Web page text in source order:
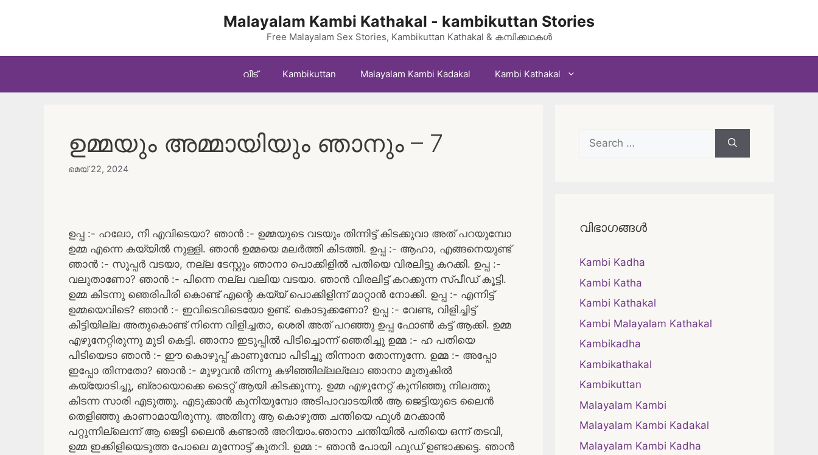
Malayalam Kambi Kathakal - kambikuttan Stories
Free Malayalam Sex Stories, Kambikuttan Kathakal & കമ്പിക്കഥകൾ
വീട് Kambikuttan Malayalam Kambi Kadakal Kambi Kathakal
ഉമ്മയും അമ്മായിയും ഞാനും – 7
മെയ്‌ 22, 2024
ഉപ്പ :- ഹലോ, നീ എവിടെയാ? ഞാൻ :- ഉമ്മയുടെ വടയും തിന്നിട്ട് കിടക്കുവാ അത് പറയുമ്പോ
ഉമ്മ എന്നെ കയ്യിൽ നുള്ളി. ഞാൻ ഉമ്മയെ മലർത്തി കിടത്തി. ഉപ്പ :- ആഹാ, എങ്ങനെയുണ്ട്
ഞാൻ :- സൂപ്പർ വടയാ, നല്ല ടേസ്റ്റും ഞാനാ പൊക്കിളിൽ പതിയെ വിരലിട്ടു കറക്കി. ഉപ്പ :-
വലുതാണോ? ഞാൻ :- പിന്നെ നല്ല വലിയ വടയാ. ഞാൻ വിരലിട്ട് കറക്കുന്ന സ്പീഡ് കൂട്ടി.
ഉമ്മ കിടന്നു ഞെരിപിരി കൊണ്ട് എന്റെ കയ്യ് പൊക്കിളിന്ന് മാറ്റാൻ നോക്കി. ഉപ്പ :- എന്നിട്ട്
ഉമ്മയെവിടെ? ഞാൻ :- ഇവിടെവിടെയോ ഉണ്ട്. കൊടുക്കണോ? ഉപ്പ :- വേണ്ട, വിളിച്ചിട്ട്
കിട്ടിയില്ല അതുകൊണ്ട് നിന്നെ വിളിച്ചതാ, ശെരി അത് പറഞ്ഞു ഉപ്പ ഫോൺ കട്ട്‌ ആക്കി. ഉമ്മ
എഴുനേറ്റിരുന്നു മുടി കെട്ടി. ഞാനാ ഇടുപ്പിൽ പിടിച്ചൊന്ന് ഞെരിച്ചു ഉമ്മ :- ഹ പതിയെ
പിടിയെടാ ഞാൻ :- ഈ കൊഴുപ്പ് കാണുമ്പോ പിടിച്ചു തിന്നാന തോന്നുന്നേ. ഉമ്മ :- അപ്പോ
ഇപ്പോ തിന്നതോ? ഞാൻ :- മുഴുവൻ തിന്നു കഴിഞ്ഞില്ലല്ലോ ഞാനാ മുതുകിൽ
കയ്യോടിച്ചു, ബ്രായൊക്കെ ടൈറ്റ് ആയി കിടക്കുന്നു. ഉമ്മ എഴുനേറ്റ് കുനിഞ്ഞു നിലത്തു
കിടന്ന സാരി എടുത്തു. എടുക്കാൻ കുനിയുമ്പോ അടിപാവാടയിൽ ആ ജെട്ടിയുടെ ലൈൻ
തെളിഞ്ഞു കാണാമായിരുന്നു. അതിനു ആ കൊഴുത്ത ചന്തിയെ ഫുൾ മറക്കാൻ
പറ്റുന്നില്ലെന്ന് ആ ജെട്ടി ലൈൻ കണ്ടാൽ അറിയാം.ഞാനാ ചന്തിയിൽ പതിയെ ഒന്ന് തടവി,
ഉമ്മ ഇക്കിളിയെടുത്ത പോലെ മുന്നോട്ട് കുതറി. ഉമ്മ :- ഞാൻ പോയി ഫുഡ് ഉണ്ടാക്കട്ടെ. ഞാൻ
Search
for:
വിഭാഗങ്ങൾ
Kambi Kadha
Kambi Katha
Kambi Kathakal
Kambi Malayalam Kathakal
Kambikadha
Kambikathakal
Kambikuttan
Malayalam Kambi
Malayalam Kambi Kadakal
Malayalam Kambi Kadha